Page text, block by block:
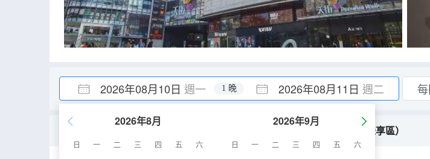
2026年08月10日 週一 2026年08月11日 週二
1 晚
2026年8月
日 一 二 三 四 五
六
2026年9月
日 一 二 三 四 五
六
Ultra大床房（5060+2k320HZ｜樂享球事｜獨立味享區）